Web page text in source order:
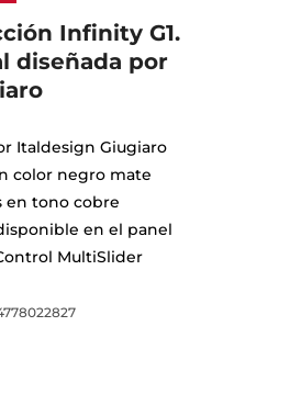
Infinity G1.
diseñada por
Italdesign Giugiaro
color negro mate
en tono cobre
en el panel
MultiSlider